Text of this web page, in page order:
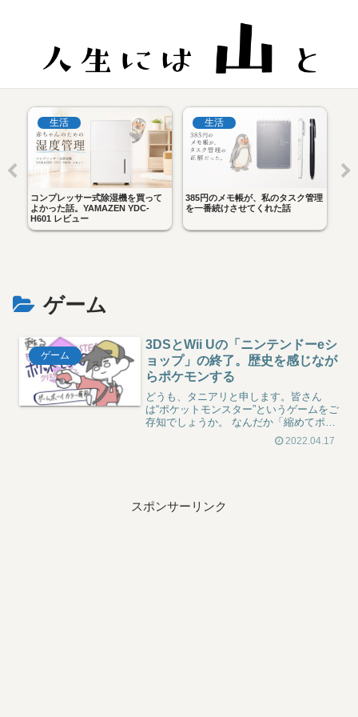
生活
コンプレッサー式除湿機を買って
よかった話。YAMAZEN YDC-
H601 レビュー
生活
385円のメモ帳が、私のタスク管理
を一番続けさせてくれた話
ゲーム
ゲーム
3DSとWii Uの「ニンテンドーeシ
ョップ」の終了。歴史を感じなが
らポケモンする
どうも、タニアリと申します。皆さん
は“ポケットモンスター”というゲームをご
存知でしょうか。 なんだか「縮めてポケ
モン」などと言い出しそうな出だしです
が、ゲームとしては知らなくても名前は
2022.04.17
スポンサーリンク